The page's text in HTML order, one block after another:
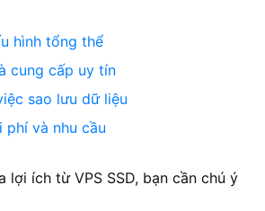
hình tổng thể
cung cấp uy tín
sao lưu dữ liệu
phí và nhu cầu
lợi ích từ VPS SSD, bạn cần chú ý